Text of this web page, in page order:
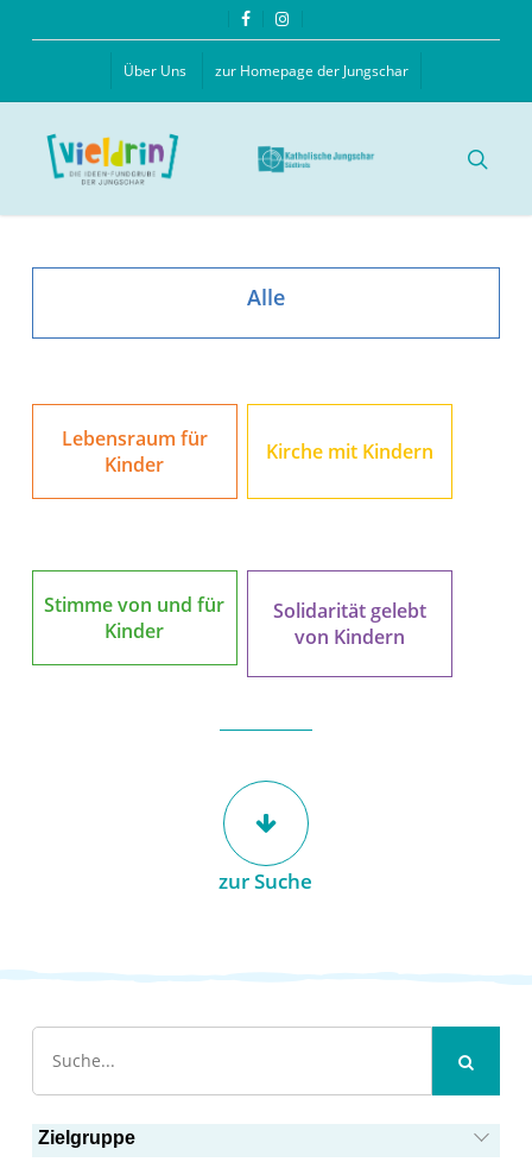
facebookinstagram
Über Uns zur Homepage der Jungschar
Alle
Lebensraum für
Kinder
Kirche mit Kindern
Stimme von und für
Kinder
Solidarität gelebt
von Kindern
zur Suche
Zielgruppe